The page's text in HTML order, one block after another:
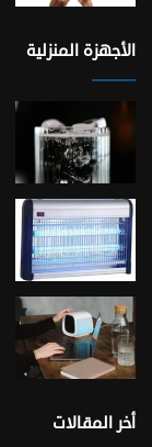
الأجهزة المنزلية
أخر المقالات